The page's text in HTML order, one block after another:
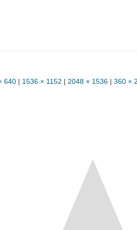
640 | 1536 × 1152 | 2048 × 1536 | 360 ×